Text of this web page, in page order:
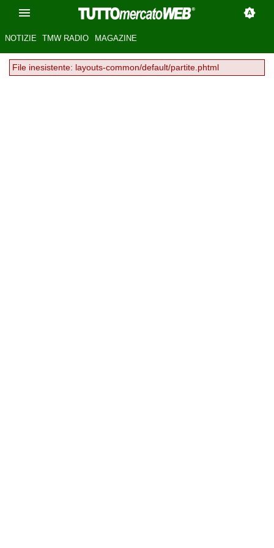
NOTIZIE TMW RADIO MAGAZINE
File inesistente: layouts-common/default/partite.phtml